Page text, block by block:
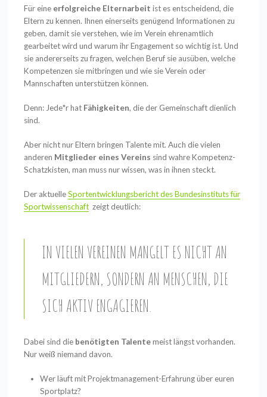
Für eine erfolgreiche Elternarbeit ist es entscheidend, die
Eltern zu kennen. Ihnen einerseits genügend Informationen zu
geben, damit sie verstehen, wie im Verein ehrenamtlich
gearbeitet wird und warum ihr Engagement so wichtig ist. Und
sie andererseits zu fragen, welchen Beruf sie ausüben, welche
Kompetenzen sie mitbringen und wie sie Verein oder
Mannschaften unterstützen können.
Denn: Jede*r hat Fähigkeiten, die der Gemeinschaft dienlich
sind.
Aber nicht nur Eltern bringen Talente mit. Auch die vielen
anderen Mitglieder eines Vereins sind wahre Kompetenz-
Schatzkisten, man muss nur wissen, was in ihnen steckt.
Der aktuelleSportentwicklungsbericht des Bundesinstituts für
Sportwissenschaft zeigt deutlich:
IN VIELEN VEREINEN MANGELT ES NICHT AN
MITGLIEDERN, SONDERN AN MENSCHEN, DIE
SICH AKTIV ENGAGIEREN.
Dabei sind die benötigten Talentemeist längst vorhanden.
Nur weiß niemand davon.
Wer läuft mit Projektmanagement-Erfahrung über euren
Sportplatz?